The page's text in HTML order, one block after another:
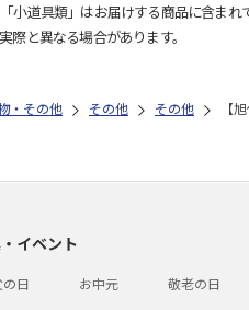
道具類」はお届けする商品に含まれ
と異なる場合があります。
・その他 その他 その他 【
イベント
日 お中元 敬老の日